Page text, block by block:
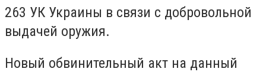
263 УК Украины в связи с добровольной
выдачей оружия.
Новый обвинительный акт на данный